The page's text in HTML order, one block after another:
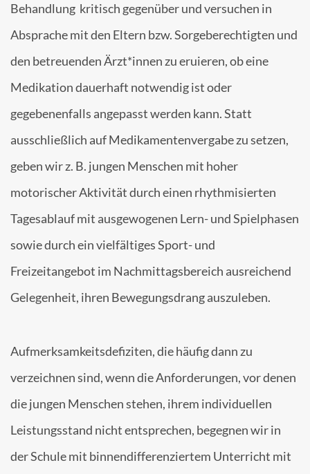
Behandlung kritisch gegenüber und versuchen in
Absprache mit den Eltern bzw. Sorgeberechtigten und
den betreuenden Ärzt*innen zu eruieren, ob eine
Medikation dauerhaft notwendig ist oder
gegebenenfalls angepasst werden kann. Statt
ausschließlich auf Medikamentenvergabe zu setzen,
geben wir z. B. jungen Menschen mit hoher
motorischer Aktivität durch einen rhythmisierten
Tagesablauf mit ausgewogenen Lern- und Spielphasen
sowie durch ein vielfältiges Sport- und
Freizeitangebot im Nachmittagsbereich ausreichend
Gelegenheit, ihren Bewegungsdrang auszuleben.
Aufmerksamkeitsdefiziten, die häufig dann zu
verzeichnen sind, wenn die Anforderungen, vor denen
die jungen Menschen stehen, ihrem individuellen
Leistungsstand nicht entsprechen, begegnen wir in
der Schule mit binnendifferenziertem Unterricht mit